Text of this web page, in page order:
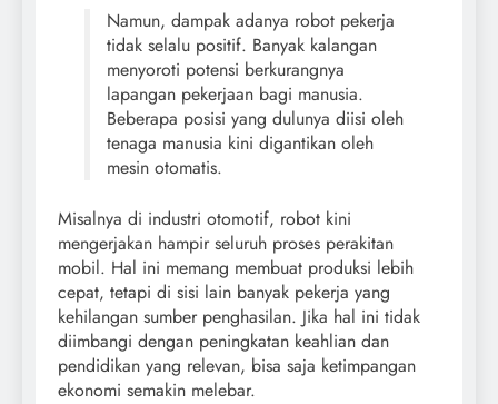
Namun, dampak adanya robot pekerja
tidak selalu positif. Banyak kalangan
menyoroti potensi berkurangnya
lapangan pekerjaan bagi manusia.
Beberapa posisi yang dulunya diisi oleh
tenaga manusia kini digantikan oleh
mesin otomatis.
Misalnya di industri otomotif, robot kini
mengerjakan hampir seluruh proses perakitan
mobil. Hal ini memang membuat produksi lebih
cepat, tetapi di sisi lain banyak pekerja yang
kehilangan sumber penghasilan. Jika hal ini tidak
diimbangi dengan peningkatan keahlian dan
pendidikan yang relevan, bisa saja ketimpangan
ekonomi semakin melebar.